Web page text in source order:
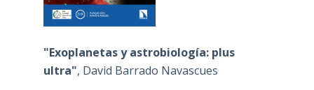
"Exoplanetas y astrobiología: plus
ultra", David Barrado Navascues